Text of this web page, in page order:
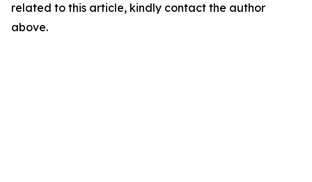
related to this article, kindly contact the author
above.